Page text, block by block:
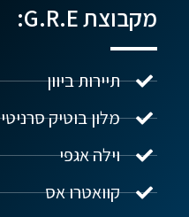
מקבוצת G.R.E:
תיירות ביוון
מלון בוטיק סרניטי
וילה אגפי
קוואטרו אס
נדל"ן ביוון G.R.E